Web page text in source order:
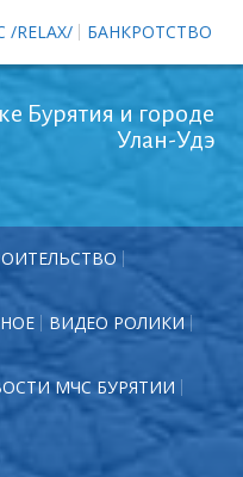
/RELAX/ БАНКРОТСТВО
Бурятия и городе
Улан-Удэ
ВИДЕО РОЛИКИ
МЧС БУРЯТИИ